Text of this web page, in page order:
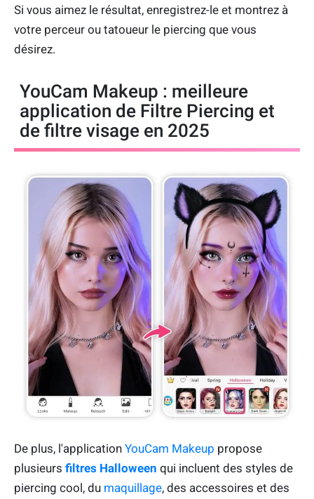
Si vous aimez le résultat, enregistrez-le et montrez à
votre perceur ou tatoueur le piercing que vous
désirez.
YouCam Makeup : meilleure
application de Filtre Piercing et
de filtre visage en 2025
De plus, l'application YouCam Makeup propose
plusieurs filtres Halloween qui incluent des styles de
piercing cool, du maquillage, des accessoires et des